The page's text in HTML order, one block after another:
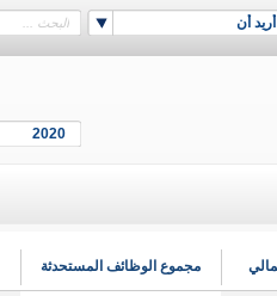
أريد أن
2020
مجموع الوظائف المستحدثة